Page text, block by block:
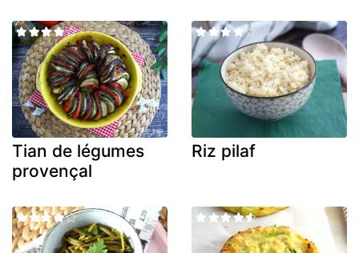
Tian de légumes
provençal
Riz pilaf